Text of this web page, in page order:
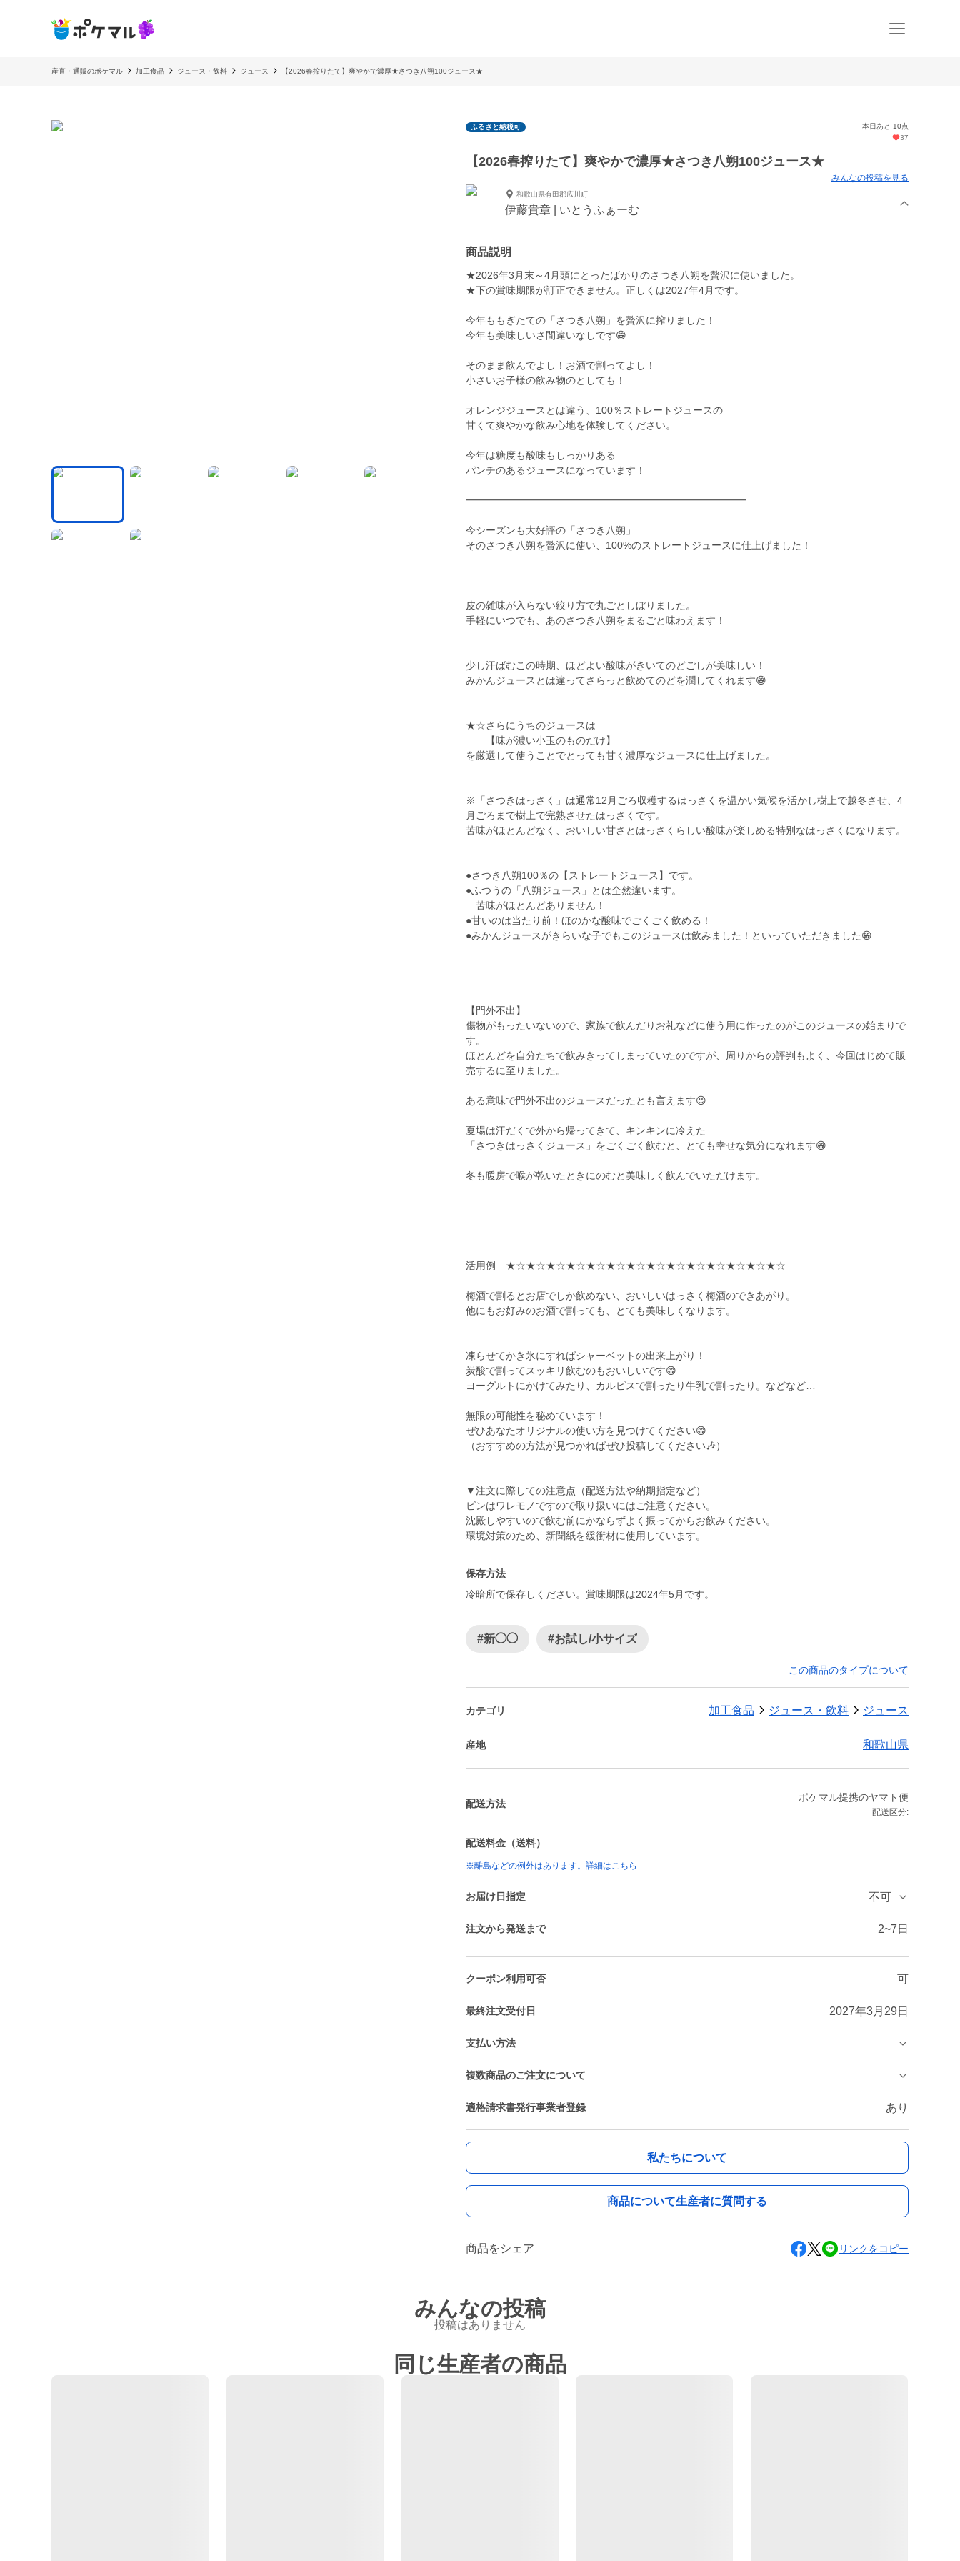
産直・通販のポケマル 加工食品 ジュース・飲料 ジュース 【2026春搾りたて】爽やかで濃厚★さつき八朔100ジュース★
ふるさと納税可
本日あと 10点
37
【2026春搾りたて】爽やかで濃厚★さつき八朔100ジュース★
みんなの投稿を見る
和歌山県有田郡広川町
伊藤貴章 | いとうふぁーむ
商品説明
★2026年3月末～4月頭にとったばかりのさつき八朔を贅沢に使いました。
★下の賞味期限が訂正できません。正しくは2027年4月です。
今年ももぎたての「さつき八朔」を贅沢に搾りました！
今年も美味しいさ間違いなしです😁
そのまま飲んでよし！お酒で割ってよし！
小さいお子様の飲み物のとしても！
オレンジジュースとは違う、100％ストレートジュースの
甘くて爽やかな飲み心地を体験してください。
今年は糖度も酸味もしっかりある
パンチのあるジュースになっています！
━━━━━━━━━━━━━━━━━━━━━━━━━━━━
今シーズンも大好評の「さつき八朔」
そのさつき八朔を贅沢に使い、100%のストレートジュースに仕上げました！
皮の雑味が入らない絞り方で丸ごとしぼりました。
手軽にいつでも、あのさつき八朔をまるごと味わえます！
少し汗ばむこの時期、ほどよい酸味がきいてのどごしが美味しい！
みかんジュースとは違ってさらっと飲めてのどを潤してくれます😁
★☆さらにうちのジュースは
【味が濃い小玉のものだけ】
を厳選して使うことでとっても甘く濃厚なジュースに仕上げました。
※「さつきはっさく」は通常12月ごろ収穫するはっさくを温かい気候を活かし樹上で越冬させ、4
月ごろまで樹上で完熟させたはっさくです。
苦味がほとんどなく、おいしい甘さとはっさくらしい酸味が楽しめる特別なはっさくになります。
●さつき八朔100％の【ストレートジュース】です。
●ふつうの「八朔ジュース」とは全然違います。
苦味がほとんどありません！
●甘いのは当たり前！ほのかな酸味でごくごく飲める！
●みかんジュースがきらいな子でもこのジュースは飲みました！といっていただきました😁
【門外不出】
傷物がもったいないので、家族で飲んだりお礼などに使う用に作ったのがこのジュースの始まりで
す。
ほとんどを自分たちで飲みきってしまっていたのですが、周りからの評判もよく、今回はじめて販
売するに至りました。
ある意味で門外不出のジュースだったとも言えます😉
夏場は汗だくで外から帰ってきて、キンキンに冷えた
「さつきはっさくジュース」をごくごく飲むと、とても幸せな気分になれます😁
冬も暖房で喉が乾いたときにのむと美味しく飲んでいただけます。
活用例 ★☆★☆★☆★☆★☆★☆★☆★☆★☆★☆★☆★☆★☆★☆
梅酒で割るとお店でしか飲めない、おいしいはっさく梅酒のできあがり。
他にもお好みのお酒で割っても、とても美味しくなります。
凍らせてかき氷にすればシャーベットの出来上がり！
炭酸で割ってスッキリ飲むのもおいしいです😁
ヨーグルトにかけてみたり、カルピスで割ったり牛乳で割ったり。などなど…
無限の可能性を秘めています！
ぜひあなたオリジナルの使い方を見つけてください😁
（おすすめの方法が見つかればぜひ投稿してください🎶）
▼注文に際しての注意点（配送方法や納期指定など）
ビンはワレモノですので取り扱いにはご注意ください。
沈殿しやすいので飲む前にかならずよく振ってからお飲みください。
保存方法
冷暗所で保存しください。賞味期限は2024年5月です。
#新◯◯ #お試し/小サイズ
この商品のタイプについて
カテゴリ 加工食品 ジュース・飲料 ジュース
産地 和歌山県
配送方法
ポケマル提携のヤマト便
配送区分:
配送料金（送料）
※離島などの例外はあります。詳細はこちら
お届け日指定 不可
注文から発送まで 2~7日
クーポン利用可否 可
最終注文受付日 2027年3月29日
支払い方法
複数商品のご注文について
適格請求書発行事業者登録 あり
私たちについて
商品について生産者に質問する
商品をシェア リンクをコピー
みんなの投稿
投稿はありません
同じ生産者の商品